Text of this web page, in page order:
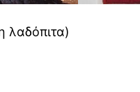
λαδόπιτα)